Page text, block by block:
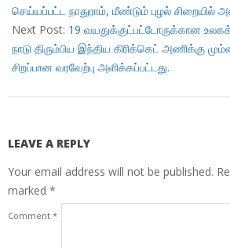
06
செய்யப்பட்ட நாதுராம், மீண்டும் புழல் சிறையில்
Next Post: 19 வயதுக்குட்பட்டோருக்கான
நாடு திரும்பிய இந்திய கிரிக்கெட் அணிக்கு
சிறப்பான வரவேற்பு அளிக்கப்பட்டது.
LEAVE A REPLY
Your email address will not be published.
marked *
Comment *